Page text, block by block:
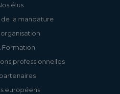
- Maîtrisez les
Brow Lift -
au fil
élus
la mandature
Formation
professionnelles
européens